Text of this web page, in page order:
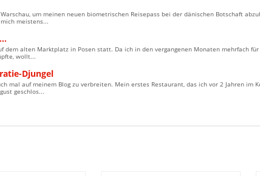
um meinen neuen biometrischen Reisepass bei der dänischen Botschaft
meistens...
dem alten Marktplatz in Posen statt. Da ich in den vergangenen Monaten mehrfach
wollt...
Djungel
mal auf meinem Blog zu verbreiten. Mein erstes Restaurant, das ich vor 2 Jahren im
geschlos...